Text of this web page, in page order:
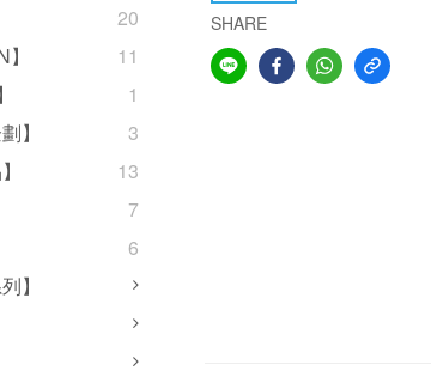
20
11
1
】
3
13
7
6
】
SHARE